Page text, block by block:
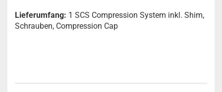
Lieferumfang: 1 SCS Compression System inkl. Shim,
Schrauben, Compression Cap